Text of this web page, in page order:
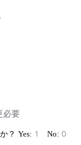
必要
1 0